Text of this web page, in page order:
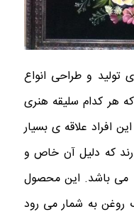
ی تولید و طراحی انواع
هر کدام سلیقه هنری
افراد علاقه ی بسیار
که دلیل آن خاص و
می باشد. این محصول
روغن به شمار می رود